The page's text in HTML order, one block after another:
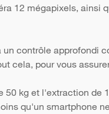
12 mégapixels, ainsi
contrôle approfondi
cela, pour vous
kg et l'extraction de
qu'un smartphone